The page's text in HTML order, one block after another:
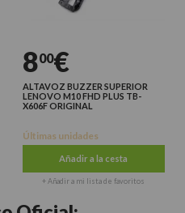
800€
ALTAVOZ BUZZER SUPERIOR
LENOVO M10 FHD PLUS TB-
X606F ORIGINAL
Últimas unidades
Añadir a la cesta
+ Añadir a mi lista de favoritos